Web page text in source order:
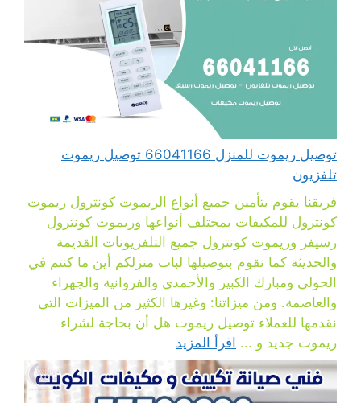
توصيل ريموت للمنزل 66041166 توصيل ريموت
تلفزيون
فريقنا يقوم بتأمين جميع أنواع الريموت كونترول ريموت
كونترول للمكيفات بمختلف أنواعها وريموت كونترول
رسيفر وريموت كونترول جميع التلفزيونات القديمة
والحديثة كما نقوم بتوصيلها لباب منزلكم أين ما كنتم في
الحولي ومبارك الكبير والأحمدي والفروانية والجهراء
والعاصمة. ومن ميزاتنا: وغيرها الكثير من الميزات التي
نقدمها للعملاء توصيل ريموت هل أن بحاجة لشراء
ريموت جديد و ... اقرأ المزيد